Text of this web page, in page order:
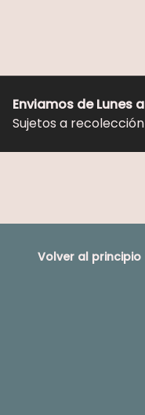
Enviamos de Lunes
Sujetos a
Volver al principio